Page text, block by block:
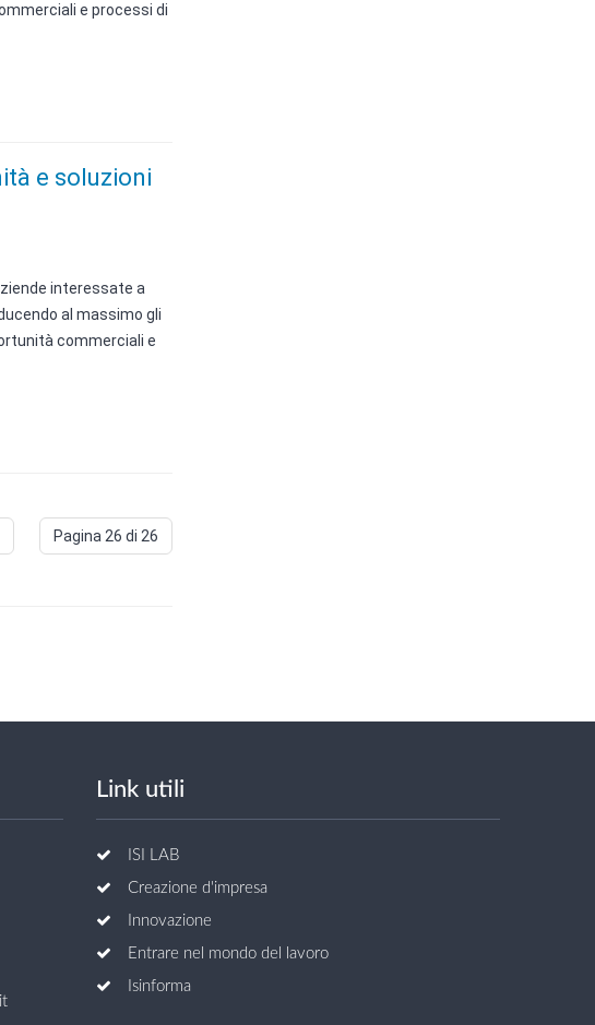
e processi di
e soluzioni
interessate a
al massimo gli
commerciali e
Pagina 26 di 26
Link utili
ISI LAB
Creazione d'impresa
Innovazione
Entrare nel mondo del lavoro
Isinforma